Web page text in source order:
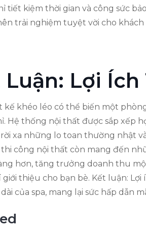
tiết kiệm thời gian và công sức
trải nghiệm tuyệt vời cho
Luận: Lợi
kế khéo léo có thể biến một
Hệ thống nội thất được sắp xếp
xa những lo toan thường nhật
thi công nội thất còn mang đến
hơn, tăng trưởng doanh thu
thiệu cho bạn bè. Kết luận:
của spa, mang lại sức hấp dẫn